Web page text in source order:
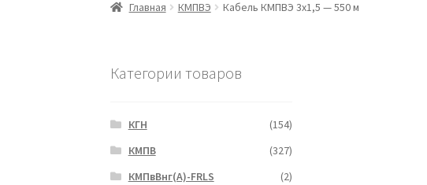
Главная КМПВЭ Кабель КМПВЭ 3х1,5 — 550 м
Категории товаров
КГН
(154)
КМПВ
(327)
КМПвВнг(А)-FRLS
(2)